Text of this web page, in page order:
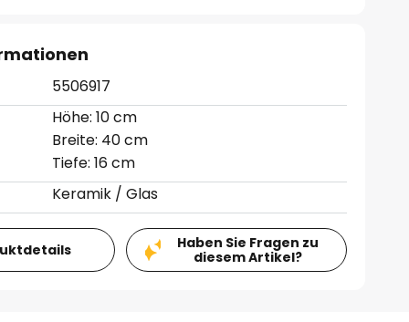
5506917
Höhe: 10 cm
Breite: 40 cm
Tiefe: 16 cm
Keramik / Glas
Haben Sie Fragen zu
diesem Artikel?